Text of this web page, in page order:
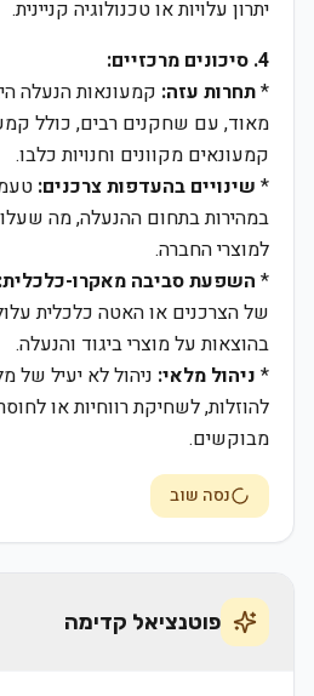
יתרון עלויות או טכנולוגיה קניינית.
4. סיכונים מרכזיים:
*תחרות עזה: קמעונאות הנעלה
מאוד, עם שחקנים רבים, כולל
קמעונאים מקוונים וחנויות כלבו.
* שינויים בהעדפות צרכנים:
במהירות בתחום ההנעלה, מה
למוצרי החברה.
* השפעת סביבה מאקרו-כלכלית:
של הצרכנים או האטה כלכלית
בהוצאות על מוצרי ביגוד והנעלה.
* ניהול מלאי: ניהול לא יעיל של
להוזלות, לשחיקת רווחיות או
מבוקשים.
נסה שוב
פוטנציאל קדימה